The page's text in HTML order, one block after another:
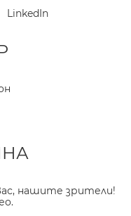
LinkedIn
нашите зрители!